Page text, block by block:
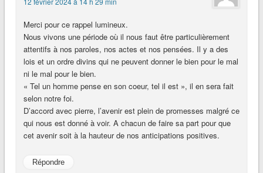
Merci pour ce rappel lumineux.
Nous vivons une période où il nous faut être particulièrement
attentifs à nos paroles, nos actes et nos pensées. Il y a des
lois et un ordre divins qui ne peuvent donner le bien pour le mal
ni le mal pour le bien.
« Tel un homme pense en son coeur, tel il est », il en sera fait
selon notre foi.
D’accord avec pierre, l’avenir est plein de promesses malgré ce
qui nous est donné à voir. A chacun de faire sa part pour que
cet avenir soit à la hauteur de nos anticipations positives.
Répondre